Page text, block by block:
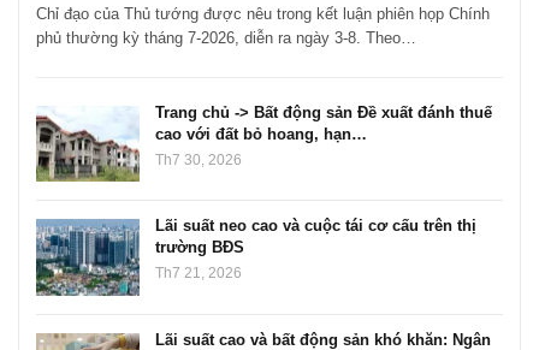
Chỉ đạo của Thủ tướng được nêu trong kết luận phiên họp Chính
phủ thường kỳ tháng 7-2026, diễn ra ngày 3-8. Theo…
Trang chủ -> Bất động sản Đề xuất đánh thuế
cao với đất bỏ hoang, hạn…
Th7 30, 2026
Lãi suất neo cao và cuộc tái cơ cấu trên thị
trường BĐS
Th7 21, 2026
Lãi suất cao và bất động sản khó khăn: Ngân